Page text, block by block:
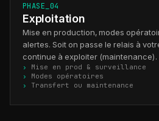
PHASE_04
Exploitation
Mise en production, modes
alertes. Soit on passe le relais à
continue à exploiter (maintenance).
Mise en prod & surveillance
Modes opératoires
Transfert ou maintenance